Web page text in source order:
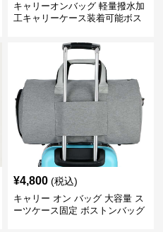
キャリーオンバッグ 軽量撥水加
工キャリーケース装着可能ボス
¥4,800 (税込)
キャリー オン バッグ 大容量 ス
ーツケース固定 ボストンバッグ